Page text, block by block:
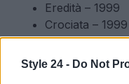
Style 24 - Do Not
Eredità – 1999
Crociata – 1999
L’ispettore
Dinotopia –